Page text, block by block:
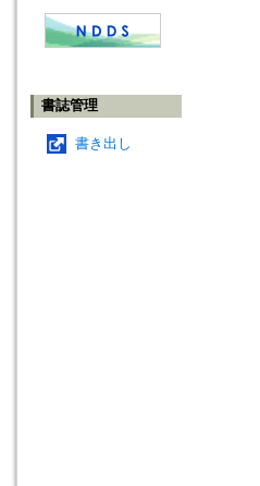
書誌管理
書き出し